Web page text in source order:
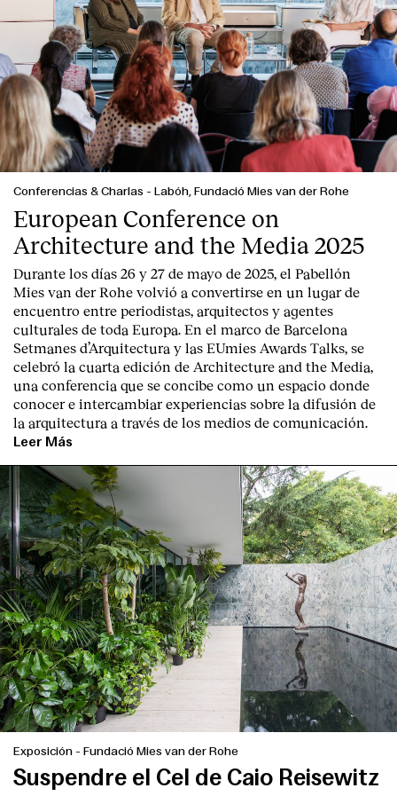
Conferencias & Charlas - Labóh, Fundació Mies van der Rohe
European Conference on
Architecture and the Media 2025
Durante los días 26 y 27 de mayo de 2025, el Pabellón
Mies van der Rohe volvió a convertirse en un lugar de
encuentro entre periodistas, arquitectos y agentes
culturales de toda Europa. En el marco de Barcelona
Setmanes d’Arquitectura y las EUmies Awards Talks, se
celebró la cuarta edición de Architecture and the Media,
una conferencia que se concibe como un espacio donde
conocer e intercambiar experiencias sobre la difusión de
la arquitectura a través de los medios de comunicación.
Leer Más
Exposición - Fundació Mies van der Rohe
Suspendre el Cel de Caio Reisewitz